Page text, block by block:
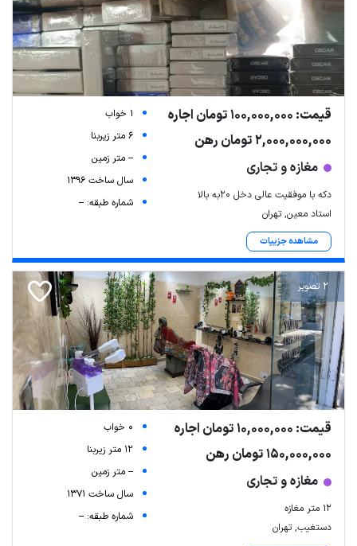
Leaflet| Map data © ariamarz.com
قیمت: 100,000,000 تومان اجاره
2,000,000,000 تومان رهن
مغازه و تجاری
دکه با موفقیت عالی دخل 20به بالا
استاد معین, تهران
مشاهده جزییات
1 خواب
6 متر زیربنا
-- متر زمین
سال ساخت 1396
شماره طبقه: --
2 تصویر
قیمت: 10,000,000 تومان اجاره
150,000,000 تومان رهن
مغازه و تجاری
۱۲ متر مغازه
دستغیب, تهران
0 خواب
12 متر زیربنا
-- متر زمین
سال ساخت 1371
شماره طبقه: --